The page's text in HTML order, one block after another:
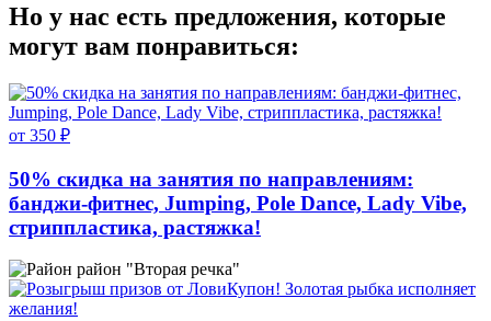
Но у нас есть предложения, которые
могут вам понравиться:
от 350 ₽
50% скидка на занятия по направлениям:
банджи-фитнес, Jumping, Pole Dance, Lady Vibe,
стриппластика, растяжка!
район "Вторая речка"